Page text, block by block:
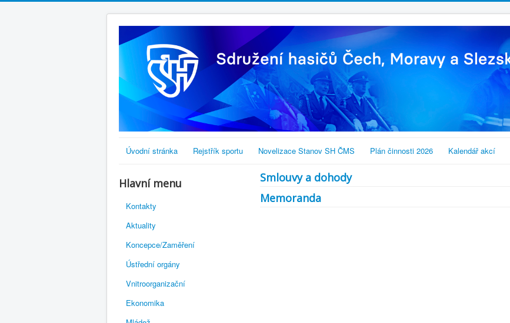
Úvodní stránka Rejstřík sportu Novelizace Stanov SH ČMS Plán činnosti 2026 Kalendář akcí
Hlavní menu
Kontakty
Aktuality
Koncepce/Zaměření
Ústřední orgány
Vnitroorganizační
Ekonomika
Smlouvy a dohody
Memoranda